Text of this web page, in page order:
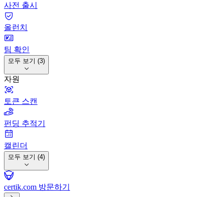
사전 출시
올런치
팀 확인
모두 보기 (3)
자원
토큰 스캔
펀딩 추적기
캘린더
모두 보기 (4)
certik.com 방문하기